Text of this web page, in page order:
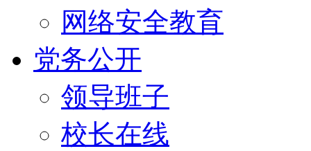
网络安全教育
党务公开
领导班子
校长在线